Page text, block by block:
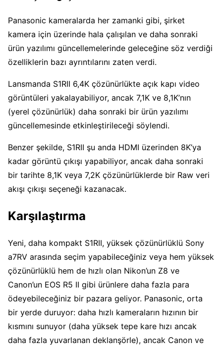
Panasonic kameralarda her zamanki gibi, şirket
kamera için üzerinde hala çalışılan ve daha sonraki
ürün yazılımı güncellemelerinde geleceğine söz verdiği
özelliklerin bazı ayrıntılarını zaten verdi.
Lansmanda S1RII 6,4K çözünürlükte açık kapı video
görüntüleri yakalayabiliyor, ancak 7,1K ve 8,1K’nın
(yerel çözünürlük) daha sonraki bir ürün yazılımı
güncellemesinde etkinleştirileceği söylendi.
Benzer şekilde, S1RII şu anda HDMI üzerinden 8K’ya
kadar görüntü çıkışı yapabiliyor, ancak daha sonraki
bir tarihte 8,1K veya 7,2K çözünürlüklerde bir Raw veri
akışı çıkışı seçeneği kazanacak.
Karşılaştırma
Yeni, daha kompakt S1RII, yüksek çözünürlüklü Sony
a7RV arasında seçim yapabileceğiniz veya hem yüksek
çözünürlüklü hem de hızlı olan Nikon’un Z8 ve
Canon’un EOS R5 II gibi ürünlere daha fazla para
ödeyebileceğiniz bir pazara geliyor. Panasonic, orta
bir yerde duruyor: daha hızlı kameraların hızının bir
kısmını sunuyor (daha yüksek tepe kare hızı ancak
daha fazla yuvarlanan deklanşörle), ancak Canon ve